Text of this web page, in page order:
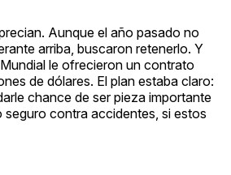
Aunque el año pasado no
arriba, buscaron retenerlo. Y
le ofrecieron un contrato
de dólares. El plan estaba claro:
chance de ser pieza importante
contra accidentes, si estos